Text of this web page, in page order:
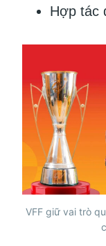
Hợp tác
VFF giữ vai trò